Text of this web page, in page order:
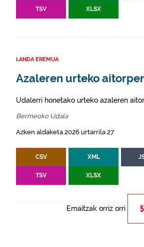
TSV XLSX
LANDA EREMUA
Azaleren urteko
Udalerri honetako urteko azaleren
Bermeoko Udala
Azken aldaketa 2026 urtarrila 27
CSV XML
TSV XLSX
Emaitzak orriz orri